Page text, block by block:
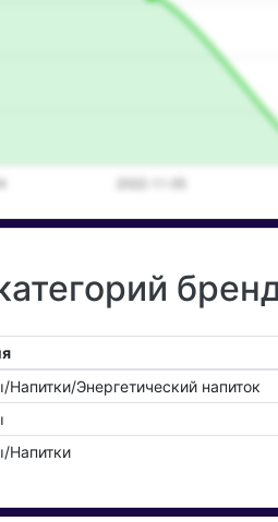
Энергетический напиток
Напитки